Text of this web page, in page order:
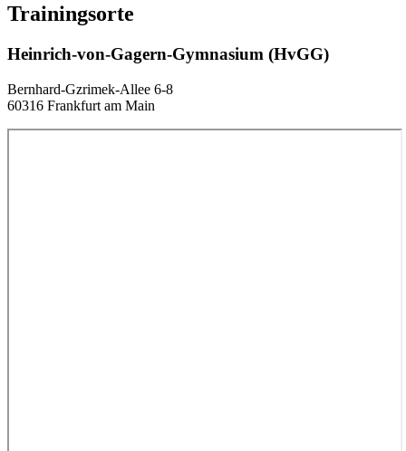
Trainingsorte
Heinrich-von-Gagern-Gymnasium (HvGG)
Bernhard-Gzrimek-Allee 6-8
60316 Frankfurt am Main